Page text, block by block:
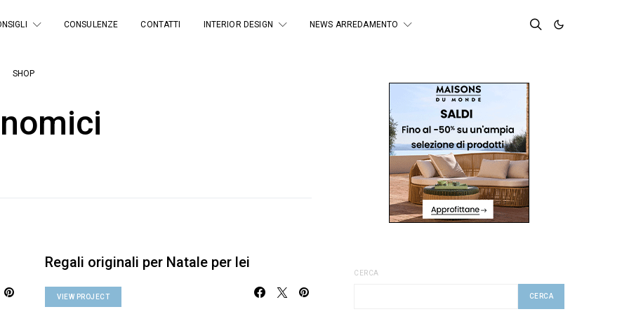
CONSULENZE CONTATTI INTERIOR DESIGN NEWS ARREDAMENTO
SHOP
Regali originali per Natale per lei
VIEW PROJECT
CERCA
CERCA